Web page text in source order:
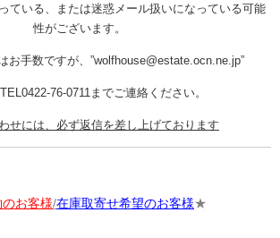
ている、または迷惑メール扱いになっている可能
性がございます。
お手数ですが、”wolfhouse@estate.ocn.ne.jp”
76-0711までご連絡ください。
せには、必ず返信を差し上げております
のお客様/在庫取寄せ希望のお客様★